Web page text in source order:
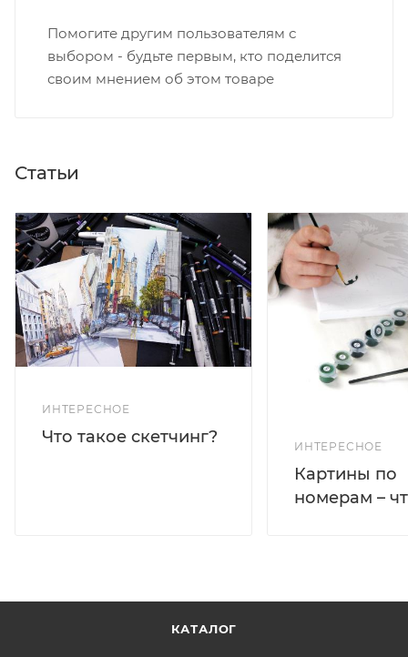
Помогите другим пользователям с
выбором - будьте первым, кто поделится
своим мнением об этом товаре
Статьи
ИНТЕРЕСНОЕ
Что такое скетчинг?
ИНТЕРЕСНОЕ
Картины по
номерам –
КАТАЛОГ